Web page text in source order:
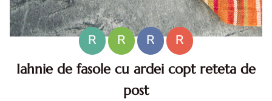
R R R
R
Iahnie de fasole cu ardei copt reteta de
post